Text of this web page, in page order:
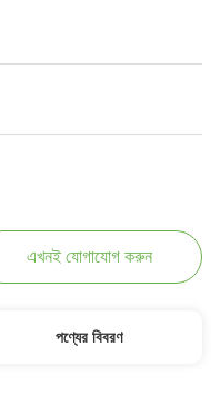
এখনই যোগাযোগ করুন
পণ্যের বিবরণ